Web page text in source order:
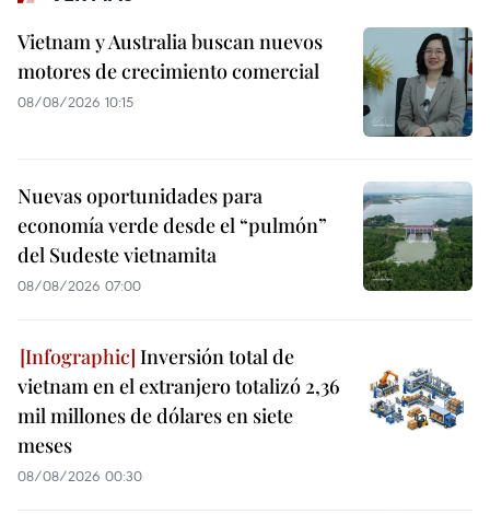
Vietnam y Australia buscan nuevos
motores de crecimiento comercial
08/08/2026 10:15
Nuevas oportunidades para
economía verde desde el “pulmón”
del Sudeste vietnamita
08/08/2026 07:00
Inversión total de
vietnam en el extranjero totalizó 2,36
mil millones de dólares en siete
meses
08/08/2026 00:30